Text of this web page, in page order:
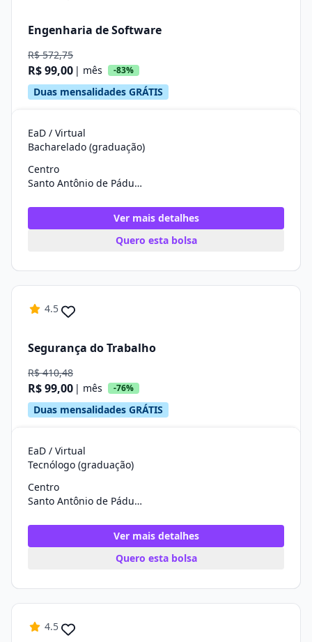
Engenharia de Software
R$ 572,75
R$ 99,00 | mês -83%
Duas mensalidades GRÁTIS
EaD / Virtual
Bacharelado (graduação)
Centro
Santo Antônio de Pádua/RJ
Ver mais detalhes
Quero esta bolsa
4.5
Segurança do Trabalho
R$ 410,48
R$ 99,00 | mês -76%
Duas mensalidades GRÁTIS
EaD / Virtual
Tecnólogo (graduação)
Centro
Santo Antônio de Pádua/RJ
Ver mais detalhes
Quero esta bolsa
4.5